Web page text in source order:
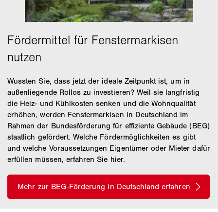
Wussten Sie, dass jetzt der ideale Zeitpunkt ist, um in
außenliegende Rollos zu investieren? Weil sie langfristig
die Heiz- und Kühlkosten senken und die Wohnqualität
erhöhen, werden Fenstermarkisen in Deutschland im
Rahmen der Bundesförderung für effiziente Gebäude (BEG)
staatlich gefördert. Welche Fördermöglichkeiten es gibt
und welche Voraussetzungen Eigentümer oder Mieter dafür
erfüllen müssen, erfahren Sie hier.